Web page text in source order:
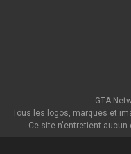
GTA
Tous les logos, marques et
Ce site n'entretient aucun